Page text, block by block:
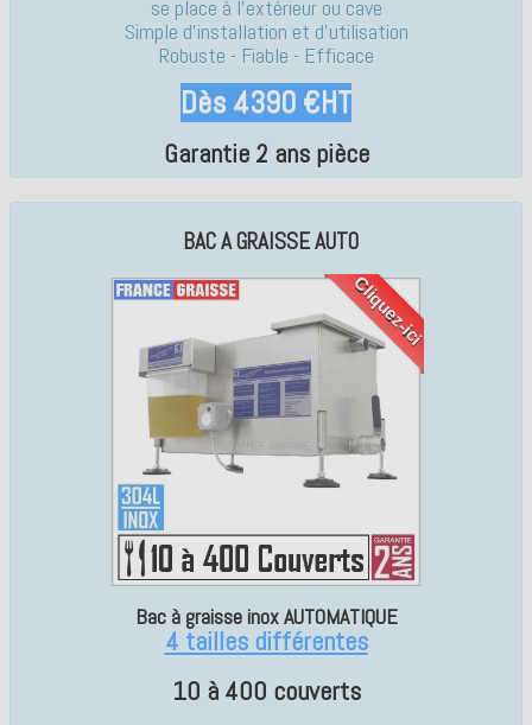
se place à l'extérieur ou cave
Simple d'installation et d'utilisation
Robuste - Fiable - Efficace
Dès 4390 €HT
Garantie 2 ans pièce
BAC A GRAISSE AUTO
Cliquez-ici
Bac à graisse inox AUTOMATIQUE
4 tailles différentes
10 à 400 couverts